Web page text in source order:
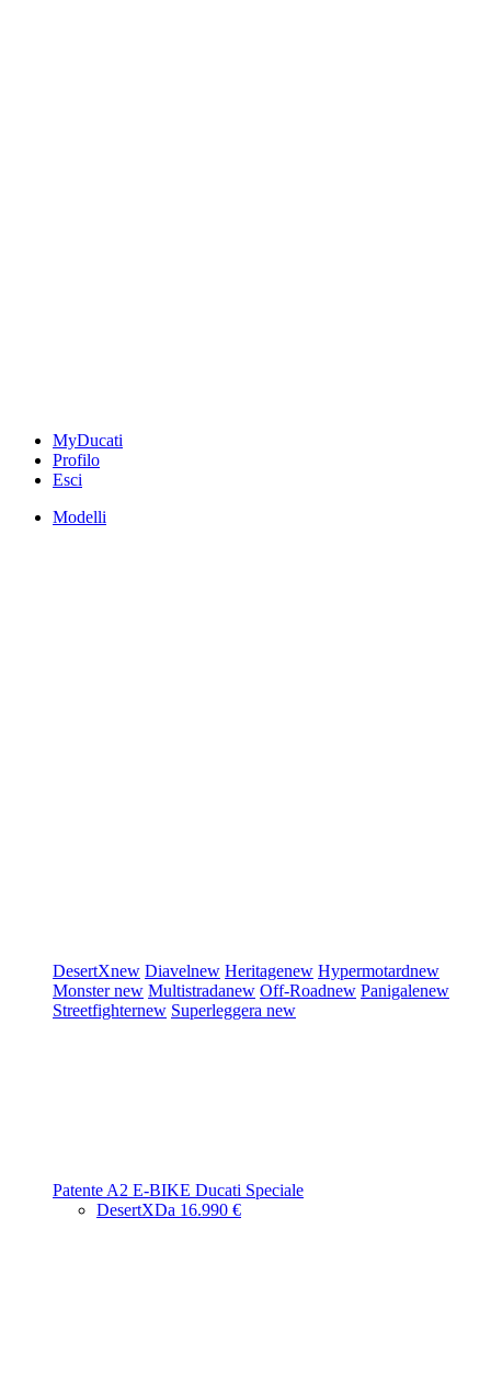
MyDucati
Profilo
Esci
Modelli
DesertXnew Diavelnew Heritagenew Hypermotardnew
Monsternew Multistradanew Off-Roadnew Panigalenew
Streetfighternew Superleggera new
Patente A2 E-BIKE Ducati Speciale
DesertXDa 16.990 €